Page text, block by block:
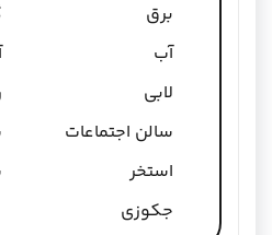
برق
آب
لابی
سالن اجتماعات
استخر
جکوزی